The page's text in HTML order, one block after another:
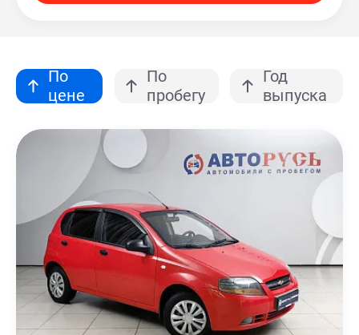
По
цене
По
пробегу
Год
выпуска